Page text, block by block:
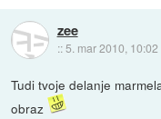
zee
:: 5. mar 2010, 10:02
Tudi tvoje delanje
obraz